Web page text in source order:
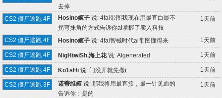
去掉
CS2 僵尸逃跑 4F Hosino姬子 说:4fai带图我现在用最直白最不
拐弯抹角的方式告诉你ai掌握了卖入科技
1天前
CS2 僵尸逃跑 4F Hosino姬子 说:4fai智械时代ai带图懂得来 1天前
CS2 僵尸逃跑 4F NigHtwiSh.海上花说:AIgenerated 1天前
CS2 僵尸逃跑 4F Ko1sHi 说: ​门没开就先撤​( 1天前
CS2 僵尸逃跑 3F 诺蒂维娅 说:那我将用最直接，最一针见血的
告诉你：是的
1天前